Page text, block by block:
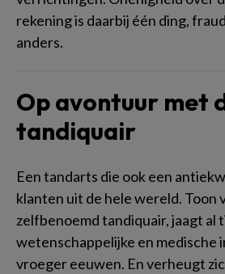
rekening is daarbij één ding,
anders.
Op avontuur met
tandiquair
Een tandarts die ook een
klanten uit de hele wereld. Toon
zelfbenoemd tandiquair, jaagt al
wetenschappelijke en medische
vroeger eeuwen. En verheugt